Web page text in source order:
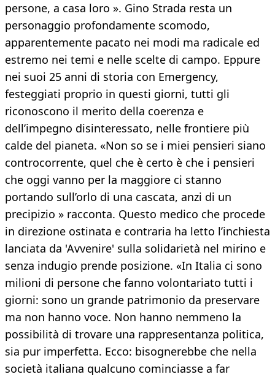
persone, a casa loro ». Gino Strada resta un
personaggio profondamente scomodo,
apparentemente pacato nei modi ma radicale ed
estremo nei temi e nelle scelte di campo. Eppure
nei suoi 25 anni di storia con Emergency,
festeggiati proprio in questi giorni, tutti gli
riconoscono il merito della coerenza e
dell’impegno disinteressato, nelle frontiere più
calde del pianeta. «Non so se i miei pensieri siano
controcorrente, quel che è certo è che i pensieri
che oggi vanno per la maggiore ci stanno
portando sull’orlo di una cascata, anzi di un
precipizio » racconta. Questo medico che procede
in direzione ostinata e contraria ha letto l’inchiesta
lanciata da 'Avvenire' sulla solidarietà nel mirino e
senza indugio prende posizione. «In Italia ci sono
milioni di persone che fanno volontariato tutti i
giorni: sono un grande patrimonio da preservare
ma non hanno voce. Non hanno nemmeno la
possibilità di trovare una rappresentanza politica,
sia pur imperfetta. Ecco: bisognerebbe che nella
società italiana qualcuno cominciasse a far